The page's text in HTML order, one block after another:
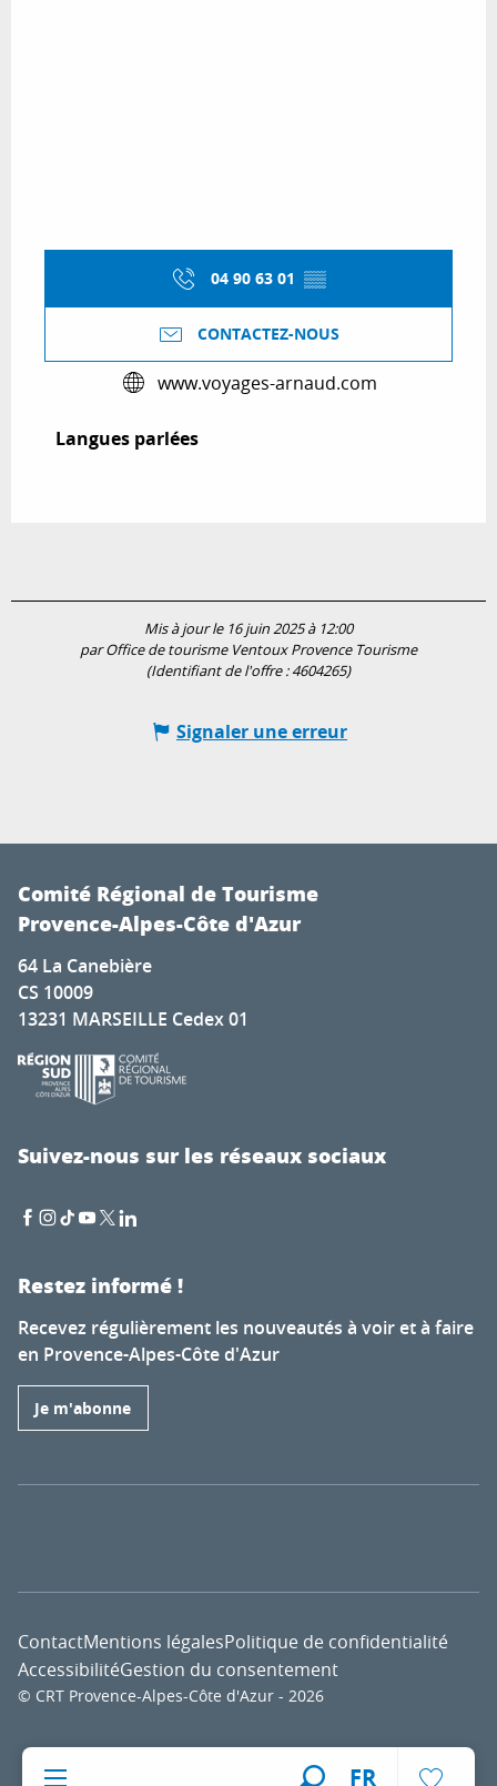
FR
04 90 63 01 ▒▒
CONTACTEZ-NOUS
www.voyages-arnaud.com
Langues parlées
Langues parlées
Mis à jour le 16 juin 2025 à 12:00
par Office de tourisme Ventoux Provence Tourisme
(Identifiant de l'offre :4604265)
Signaler une erreur
Comité Régional de Tourisme
Provence-Alpes-Côte d'Azur
64 La Canebière
CS 10009
13231 MARSEILLE Cedex 01
Suivez-nous sur les réseaux sociaux
Restez informé !
Recevez régulièrement les nouveautés à voir et à faire
en Provence-Alpes-Côte d'Azur
Je m'abonne
© CRT Provence-Alpes-Côte d'Azur - 2026
ContactMentions légalesPolitique de confidentialité
AccessibilitéGestion du consentement